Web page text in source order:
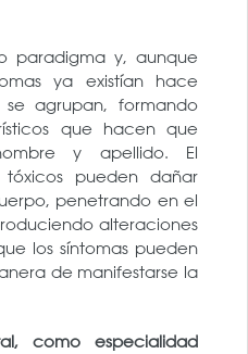
paradigma y, aunque
ya existían hace
agrupan, formando
que hacen que
y apellido. El
pueden dañar
penetrando en el
alteraciones
los síntomas pueden
de manifestarse la
como especialidad